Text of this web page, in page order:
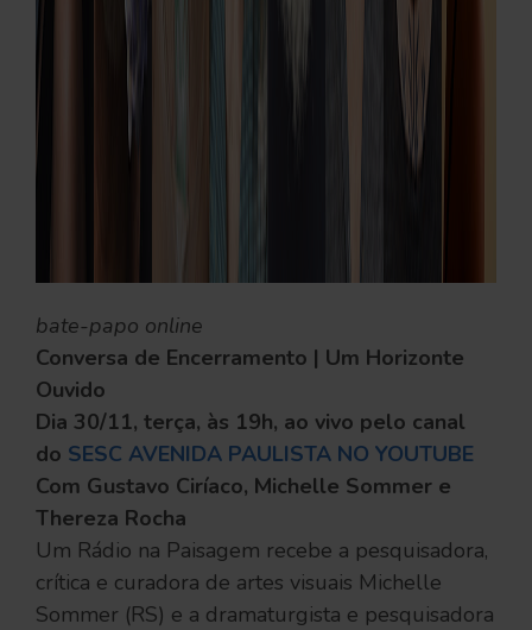
bate-papo online
Conversa de Encerramento | Um Horizonte
Ouvido
Dia 30/11, terça, às 19h, ao vivo pelo canal
do SESC AVENIDA PAULISTA NO YOUTUBE
Com Gustavo Ciríaco, Michelle Sommer e
Thereza Rocha
Um Rádio na Paisagem recebe a pesquisadora,
crítica e curadora de artes visuais Michelle
Sommer (RS) e a dramaturgista e pesquisadora